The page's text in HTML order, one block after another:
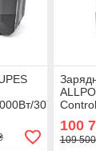
3072Wh)
max
100
109